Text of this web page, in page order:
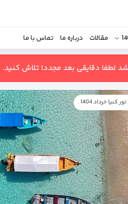
مقالات درباره ما تماس با ما
لطفا دقایقی بعد مجددا تلاش کنید.
تور کنیا خرداد 1404